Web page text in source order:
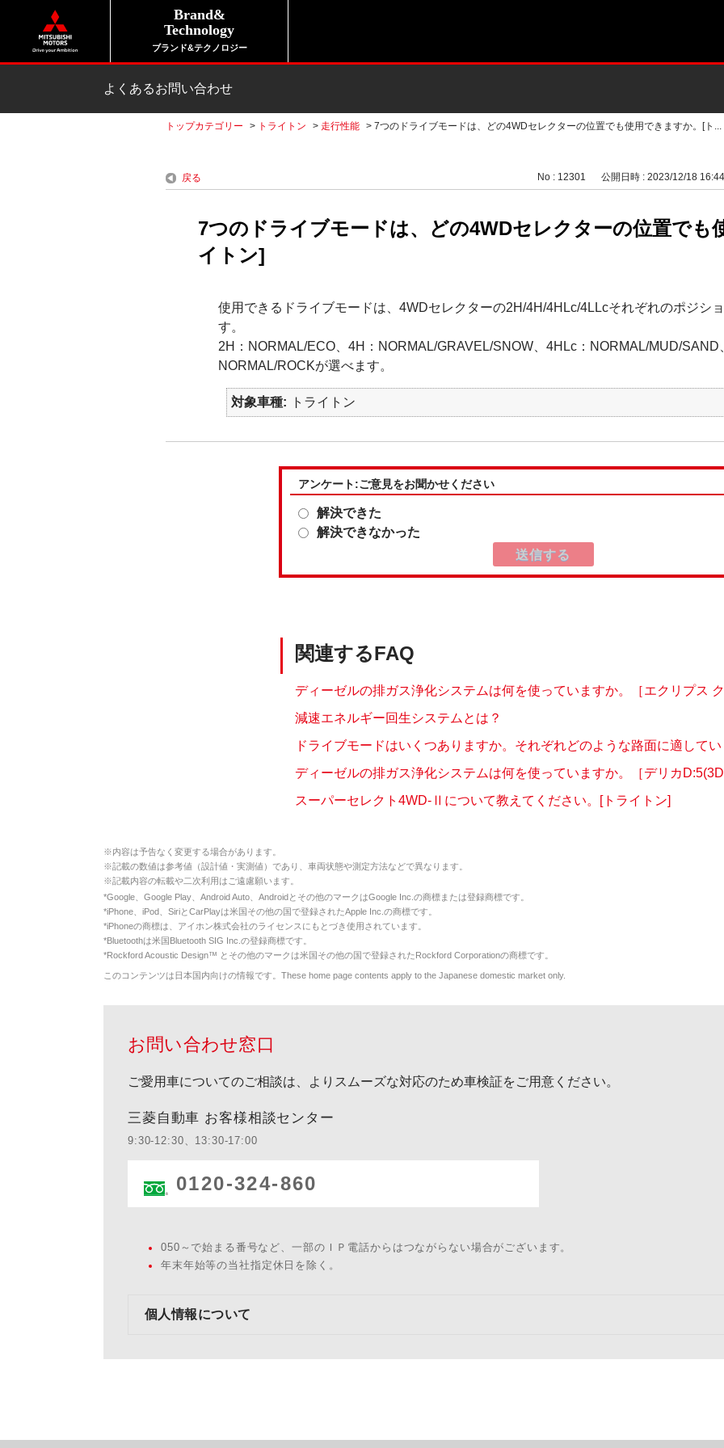
Brand&
Technology
ブランド&テクノロジー
よくあるお問い合わせ
トップカテゴリー > トライトン > 走行性能 > 7つのドライブモードは、どの4WDセレクターの位置でも使用できますか。[ト...
戻る No : 12301 公開日時 : 2023/12/18 16:44
7つのドライブモードは、どの4WDセレクターの位置でも
イトン]
使用できるドライブモードは、4WDセレクターの2H/4H/4HLc/4LLcそれぞれのポジシ
す。
2H：NORMAL/ECO、4H：NORMAL/GRAVEL/SNOW、4HLc：NORMAL/MUD/SAND
NORMAL/ROCKが選べます。
対象車種 トライトン
アンケート:ご意見をお聞かせください
解決できた
解決できなかった
関連するFAQ
ディーゼルの排ガス浄化システムは何を使っていますか。［エクリプス
減速エネルギー回生システムとは？
ドライブモードはいくつありますか。それぞれどのような路面に適して
ディーゼルの排ガス浄化システムは何を使っていますか。［デリカ
スーパーセレクト4WD-Ⅱについて教えてください。[トライトン]
※内容は予告なく変更する場合があります。
※記載の数値は参考値（設計値・実測値）であり、車両状態や測定方法などで異なります。
※記載内容の転載や二次利用はご遠慮願います。
*Google、Google Play、Android Auto、Androidとその他のマークはGoogle Inc.の商標または登録商標です。
*iPhone、iPod、SiriとCarPlayは米国その他の国で登録されたApple Inc.の商標です。
*iPhoneの商標は、アイホン株式会社のライセンスにもとづき使用されています。
*Bluetoothは米国Bluetooth SIG Inc.の登録商標です。
*Rockford Acoustic Design™ とその他のマークは米国その他の国で登録されたRockford Corporationの商標です。
このコンテンツは日本国内向けの情報です。These home page contents apply to the Japanese domestic market only.
お問い合わせ窓口
ご愛用車についてのご相談は、よりスムーズな対応のため車検証をご用意ください。
三菱自動車 お客様相談センター
9:30-12:30、13:30-17:00
0120-324-860
050～で始まる番号など、一部のＩＰ電話からはつながらない場合がございます。
年末年始等の当社指定休日を除く。
個人情報について